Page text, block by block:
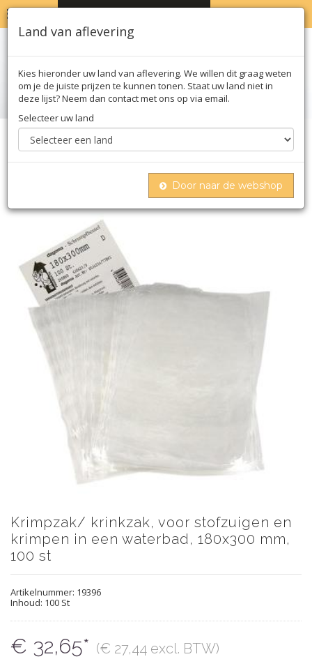
Home Moleculair
Krimpzak/ krinkzak, voor stofzuigen en krimpen
in een waterbad, 180x300 mm, 100 st
Krimpzak/ krinkzak, voor stofzuigen en
krimpen in een waterbad, 180x300 mm,
100 st
Artikelnummer: 19396
Inhoud: 100 St
€ 32,65* (€ 27,44 excl. BTW)
Land van aflevering
Kies hieronder uw land van aflevering. We willen dit graag weten
om je de juiste prijzen te kunnen tonen. Staat uw land niet in
deze lijst? Neem dan contact met ons op via email.
Selecteer uw land
Door naar de webshop